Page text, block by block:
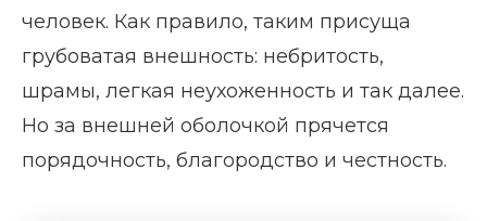
человек. Как правило, таким присуща
грубоватая внешность: небритость,
шрамы, легкая неухоженность и так далее.
Но за внешней оболочкой прячется
порядочность, благородство и честность.